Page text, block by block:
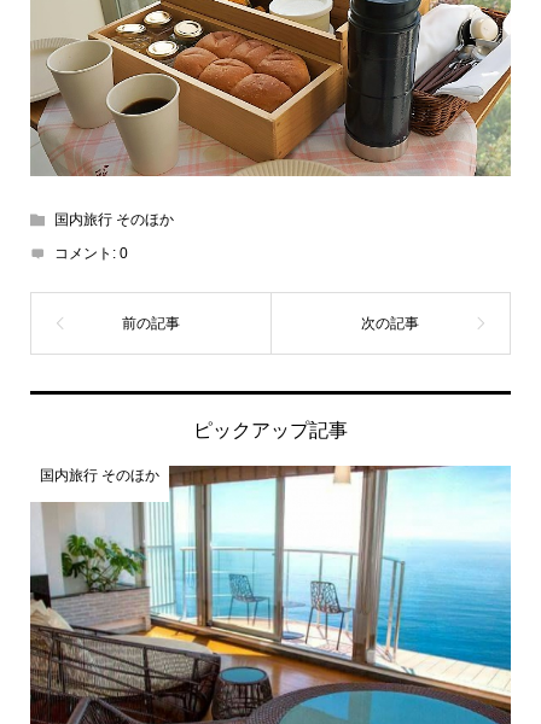
国内旅行 そのほか
コメント: 0
ピックアップ記事
国内旅行 そのほか